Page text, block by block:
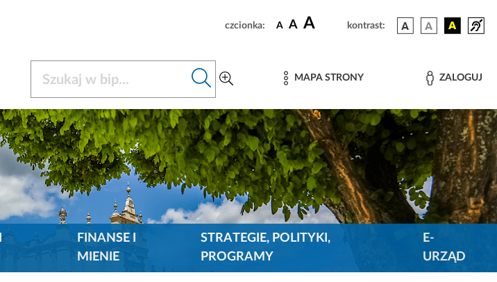
czcionka: A A A kontrast:
MAPA STRONY ZALOGUJ
FINANSE I
MIENIE
STRATEGIE, POLITYKI,
PROGRAMY
E-
URZĄD